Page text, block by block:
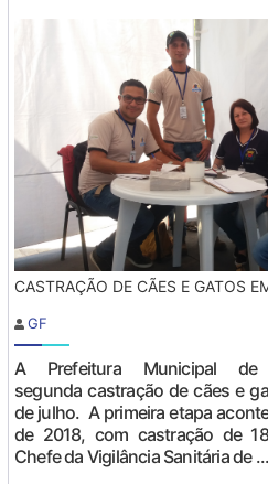
CASTRAÇÃO DE CÃES E GATOS
GF
A Prefeitura Municipal
segunda castração de cães e
de julho. A primeira etapa
de 2018, com castração de
Chefe da Vigilância Sanitária de ...